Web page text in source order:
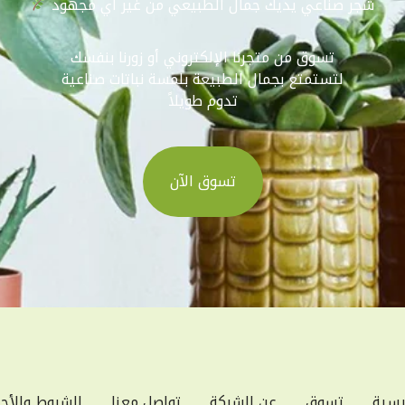
تسوق من متجرنا الإلكتروني أو زورنا بنفسك
لتستمتع بجمال الطبيعة بلمسة نباتات صناعية
تدوم طويلاً
تسوق الآن